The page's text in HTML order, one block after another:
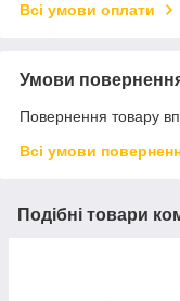
Всі умови оплати
Умови
Повернення товару
Всі умови
Подібні товари